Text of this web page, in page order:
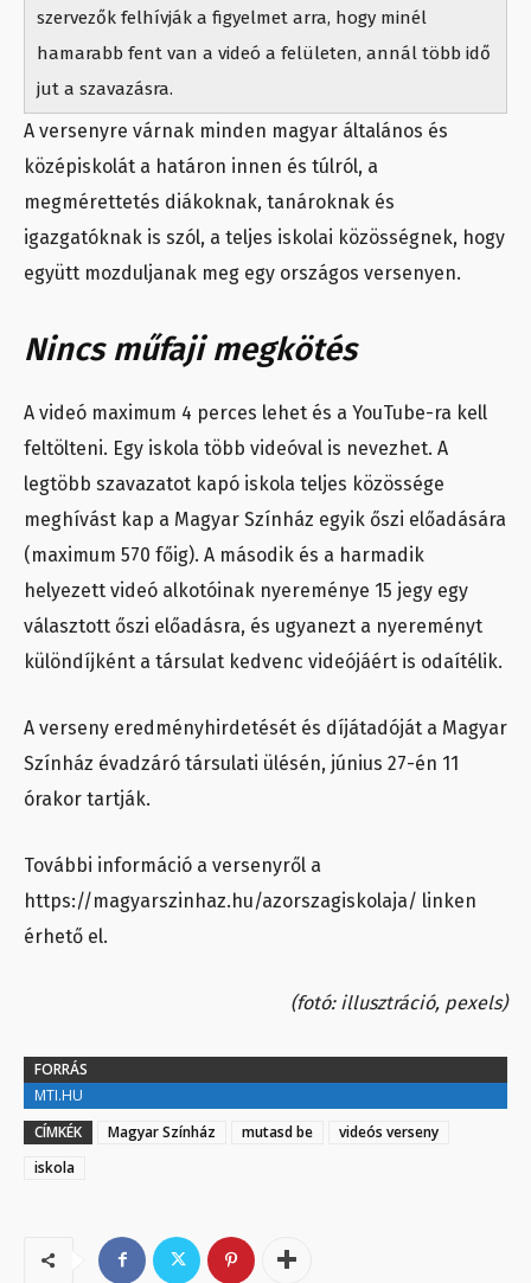
szervezők felhívják a figyelmet arra, hogy minél
hamarabb fent van a videó a felületen, annál több idő
jut a szavazásra.
A versenyre várnak minden magyar általános és
középiskolát a határon innen és túlról, a
megmérettetés diákoknak, tanároknak és
igazgatóknak is szól, a teljes iskolai közösségnek, hogy
együtt mozduljanak meg egy országos versenyen.
Nincs műfaji megkötés
A videó maximum 4 perces lehet és a YouTube-ra kell
feltölteni. Egy iskola több videóval is nevezhet. A
legtöbb szavazatot kapó iskola teljes közössége
meghívást kap a Magyar Színház egyik őszi előadására
(maximum 570 főig). A második és a harmadik
helyezett videó alkotóinak nyereménye 15 jegy egy
választott őszi előadásra, és ugyanezt a nyereményt
különdíjként a társulat kedvenc videójáért is odaítélik.
A verseny eredményhirdetését és díjátadóját a Magyar
Színház évadzáró társulati ülésén, június 27-én 11
órakor tartják.
További információ a versenyről a
https://magyarszinhaz.hu/azorszagiskolaja/ linken
érhető el.
(fotó: illusztráció, pexels)
FORRÁS
MTI.HU
CÍMKÉK
Magyar Színház mutasd be
videós verseny
iskola